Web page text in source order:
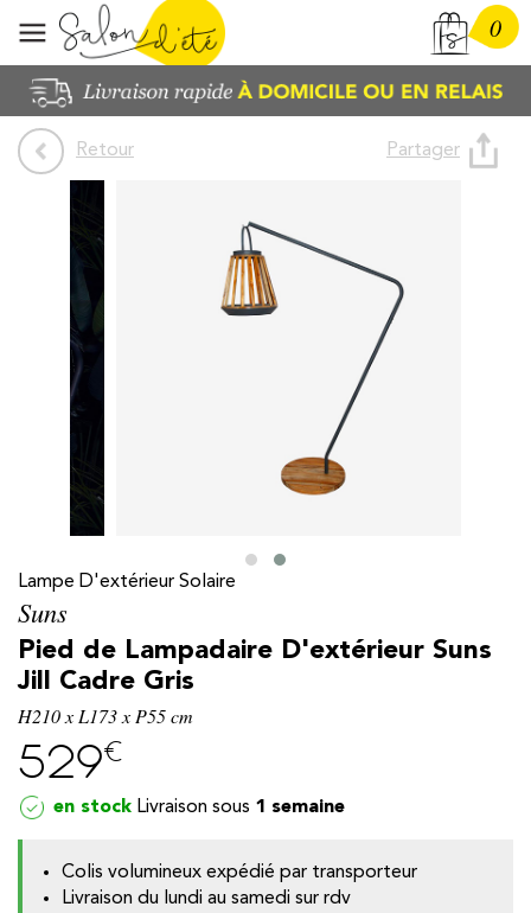
0
Retour Partager
Lampe D'extérieur Solaire
Suns
Pied de Lampadaire D'extérieur Suns
Jill Cadre Gris
H210 x L173 x P55 cm
529€
en stock 1 semaine
Colis volumineux expédié par transporteur
Livraison du lundi au samedi sur rdv